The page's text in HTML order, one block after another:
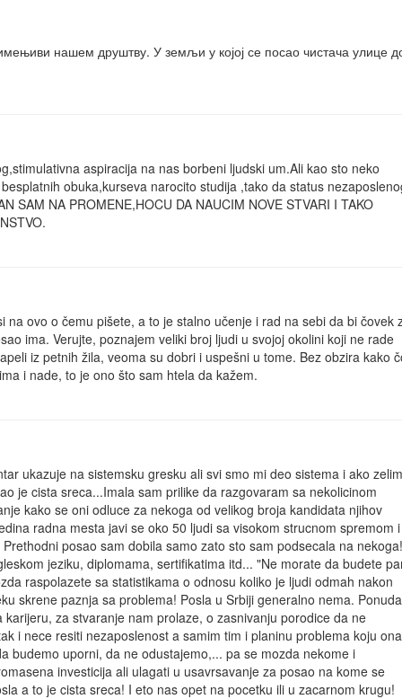
нашем друштву. У земљи у којој се посао чистача улице
aspiracija na nas borbeni ljudski um.Ali kao sto neko
obuka,kurseva narocito studija ,tako da status
SAM NA PROMENE,HOCU DA NAUCIM NOVE STVARI I TAKO
ovo o čemu pišete, a to je stalno učenje i rad na sebi da bi čovek
ima. Verujte, poznajem veliki broj ljudi u svojoj okolini koji ne rade
iz petnih žila, veoma su dobri i uspešni u tome. Bez obzira kako
i nade, to je ono što sam htela da kažem.
ukazuje na sistemsku gresku ali svi smo mi deo sistema i ako
je cista sreca...Imala sam prilike da razgovaram sa nekolicinom
kako se oni odluce za nekoga od velikog broja kandidata njihov
radna mesta javi se oko 50 ljudi sa visokom strucnom spremom
posao sam dobila samo zato sto sam podsecala na nekoga!
jeziku, diplomama, sertifikatima itd... "Ne morate da budete
raspolazete sa statistikama o odnosu koliko je ljudi odmah nakon
skrene paznja sa problema! Posla u Srbiji generalno nema.
za stvaranje nam prolaze, o zasnivanju porodice da ne
i nece resiti nezaposlenost a samim tim i planinu problema koju ona
budemo uporni, da ne odustajemo,... pa se mozda nekome i
investicija ali ulagati u usavrsavanje za posao na kome se
a to je cista sreca! I eto nas opet na pocetku ili u zacarnom krugu!